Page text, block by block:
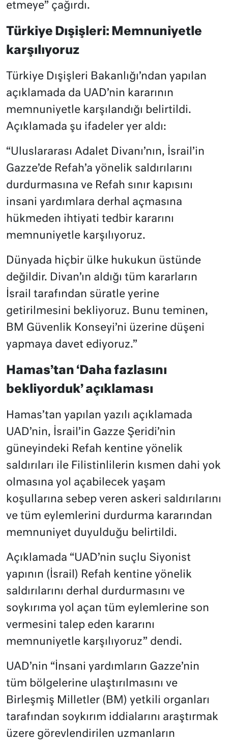
etmeye” çağırdı.
Türkiye Dışişleri: Memnuniyetle
karşılıyoruz
Türkiye Dışişleri Bakanlığı’ndan yapılan
açıklamada da UAD’nin kararının
memnuniyetle karşılandığı belirtildi.
Açıklamada şu ifadeler yer aldı:
“Uluslararası Adalet Divanı’nın, İsrail’in
Gazze’de Refah’a yönelik saldırılarını
durdurmasına ve Refah sınır kapısını
insani yardımlara derhal açmasına
hükmeden ihtiyati tedbir kararını
memnuniyetle karşılıyoruz.
Dünyada hiçbir ülke hukukun üstünde
değildir. Divan’ın aldığı tüm kararların
İsrail tarafından süratle yerine
getirilmesini bekliyoruz. Bunu teminen,
BM Güvenlik Konseyi’ni üzerine düşeni
yapmaya davet ediyoruz.”
Hamas’tan ‘Daha fazlasını
bekliyorduk’ açıklaması
Hamas’tan yapılan yazılı açıklamada
UAD’nin, İsrail’in Gazze Şeridi’nin
güneyindeki Refah kentine yönelik
saldırıları ile Filistinlilerin kısmen dahi yok
olmasına yol açabilecek yaşam
koşullarına sebep veren askeri saldırılarını
ve tüm eylemlerini durdurma kararından
memnuniyet duyulduğu belirtildi.
Açıklamada “UAD’nin suçlu Siyonist
yapının (İsrail) Refah kentine yönelik
saldırılarını derhal durdurmasını ve
soykırıma yol açan tüm eylemlerine son
vermesini talep eden kararını
memnuniyetle karşılıyoruz” dendi.
UAD’nin “İnsani yardımların Gazze’nin
tüm bölgelerine ulaştırılmasını ve
Birleşmiş Milletler (BM) yetkili organları
tarafından soykırım iddialarını araştırmak
üzere görevlendirilen uzmanların